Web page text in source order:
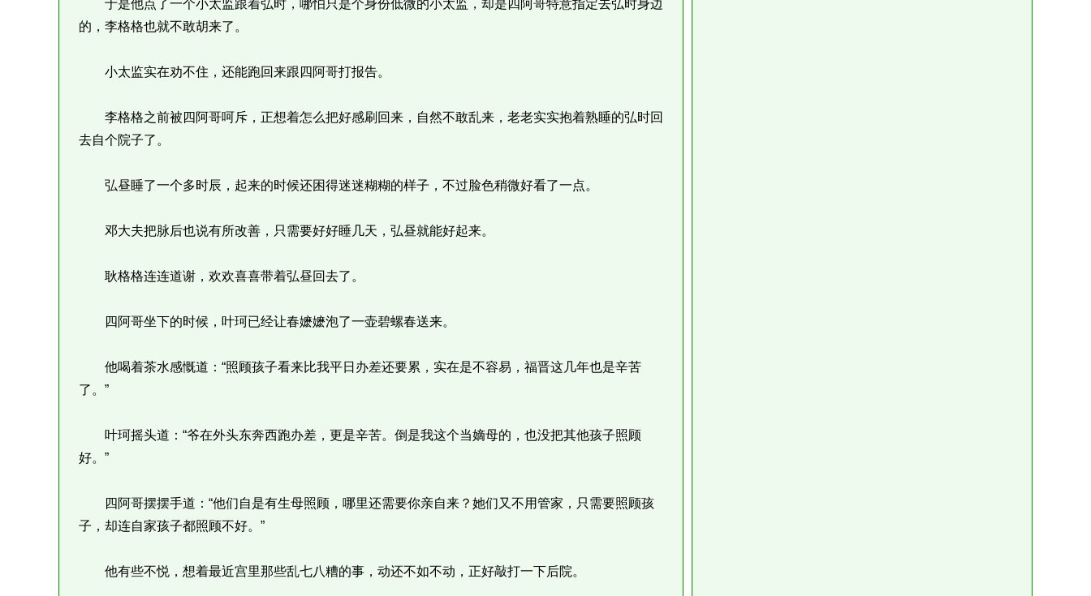
于是他点了一个小太监跟着弘时，哪怕只是个身份低微的小太监，却是四阿哥特意指定去弘时身边
的，李格格也就不敢胡来了。
小太监实在劝不住，还能跑回来跟四阿哥打报告。
李格格之前被四阿哥呵斥，正想着怎么把好感刷回来，自然不敢乱来，老老实实抱着熟睡的弘时回
去自个院子了。
弘昼睡了一个多时辰，起来的时候还困得迷迷糊糊的样子，不过脸色稍微好看了一点。
邓大夫把脉后也说有所改善，只需要好好睡几天，弘昼就能好起来。
耿格格连连道谢，欢欢喜喜带着弘昼回去了。
四阿哥坐下的时候，叶珂已经让春嬷嬷泡了一壶碧螺春送来。
他喝着茶水感慨道：“照顾孩子看来比我平日办差还要累，实在是不容易，福晋这几年也是辛苦
了。”
叶珂摇头道：“爷在外头东奔西跑办差，更是辛苦。倒是我这个当嫡母的，也没把其他孩子照顾
好。”
四阿哥摆摆手道：“他们自是有生母照顾，哪里还需要你亲自来？她们又不用管家，只需要照顾孩
子，却连自家孩子都照顾不好。”
他有些不悦，想着最近宫里那些乱七八糟的事，动还不如不动，正好敲打一下后院。